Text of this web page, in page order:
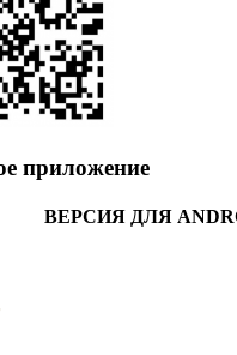
приложение
ВЕРСИЯ ДЛЯ